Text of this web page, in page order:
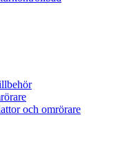
och omrörare